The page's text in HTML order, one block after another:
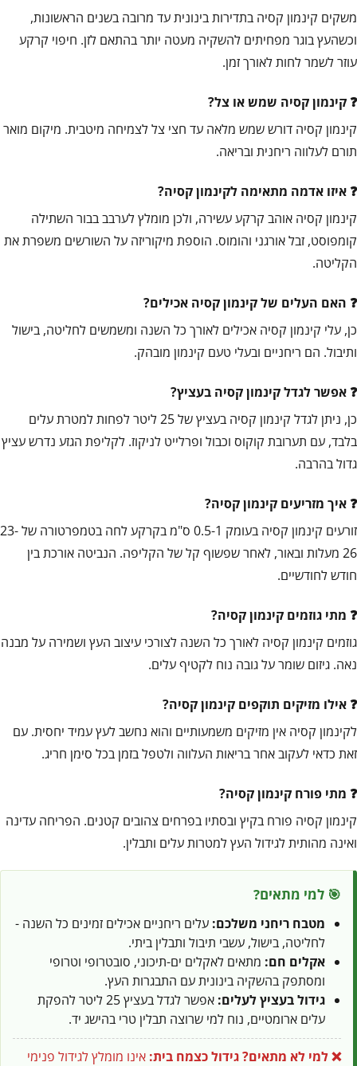
משקים קינמון קסיה בתדירות בינונית עד מרובה בשנים הראשונות,
וכשהעץ בוגר מפחיתים להשקיה מעטה יותר בהתאם לזן. חיפוי קרקע
עוזר לשמר לחות לאורך זמן.
קינמון קסיה שמש או צל?
קינמון קסיה דורש שמש מלאה עד חצי צל לצמיחה מיטבית. מיקום מואר
תורם לעלווה ריחנית ובריאה.
איזו אדמה מתאימה לקינמון קסיה?
קינמון קסיה אוהב קרקע עשירה, ולכן מומלץ לערבב בבור השתילה
קומפוסט, זבל אורגני והומוס. הוספת מיקוריזה על השורשים משפרת את
הקליטה.
האם העלים של קינמון קסיה אכילים?
כן, עלי קינמון קסיה אכילים לאורך כל השנה ומשמשים לחליטה, בישול
ותיבול. הם ריחניים ובעלי טעם קינמון מובהק.
אפשר לגדל קינמון קסיה בעציץ?
כן, ניתן לגדל קינמון קסיה בעציץ של 25 ליטר לפחות למטרת עלים
בלבד, עם תערובת קוקוס וכבול ופרלייט לניקוז. לקליפת הגזע נדרש עציץ
גדול בהרבה.
איך מזריעים קינמון קסיה?
זורעים קינמון קסיה בעומק 0.5-1 ס"מ בקרקע לחה בטמפרטורה של 23-
26 מעלות ובאור, לאחר שפשוף קל של הקליפה. הנביטה אורכת בין
חודש לחודשיים.
מתי גוזמים קינמון קסיה?
גוזמים קינמון קסיה לאורך כל השנה לצורכי עיצוב העץ ושמירה על מבנה
נאה. גיזום שומר על גובה נוח לקטיף עלים.
אילו מזיקים תוקפים קינמון קסיה?
לקינמון קסיה אין מזיקים משמעותיים והוא נחשב לעץ עמיד יחסית. עם
זאת כדאי לעקוב אחר בריאות העלווה ולטפל בזמן בכל סימן חריג.
מתי פורח קינמון קסיה?
קינמון קסיה פורח בקיץ ובסתיו בפרחים צהובים קטנים. הפריחה עדינה
ואינה מהותית לגידול העץ למטרות עלים ותבלין.
🎯 למי מתאים?
מטבח ריחני משלכם: עלים ריחניים אכילים זמינים כל השנה -
לחליטה, בישול, עשבי תיבול ותבלין ביתי.
אקלים חם: מתאים לאקלים ים-תיכוני, סובטרופי וטרופי
ומסתפק בהשקיה בינונית עם התבגרות העץ.
גידול בעציץ לעלים:
אפשר לגדל בעציץ 25 ליטר להפקת
עלים ארומטיים, נוח למי שרוצה תבלין טרי בהישג יד.
❌ למי לא מתאים?גידול כצמח בית: אינו מומלץ לגידול פנימי